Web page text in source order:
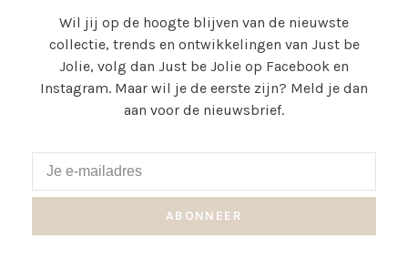
Wil jij op de hoogte blijven van de nieuwste
collectie, trends en ontwikkelingen van Just be
Jolie, volg dan Just be Jolie op Facebook en
Instagram. Maar wil je de eerste zijn? Meld je dan
aan voor de nieuwsbrief.
ABONNEER